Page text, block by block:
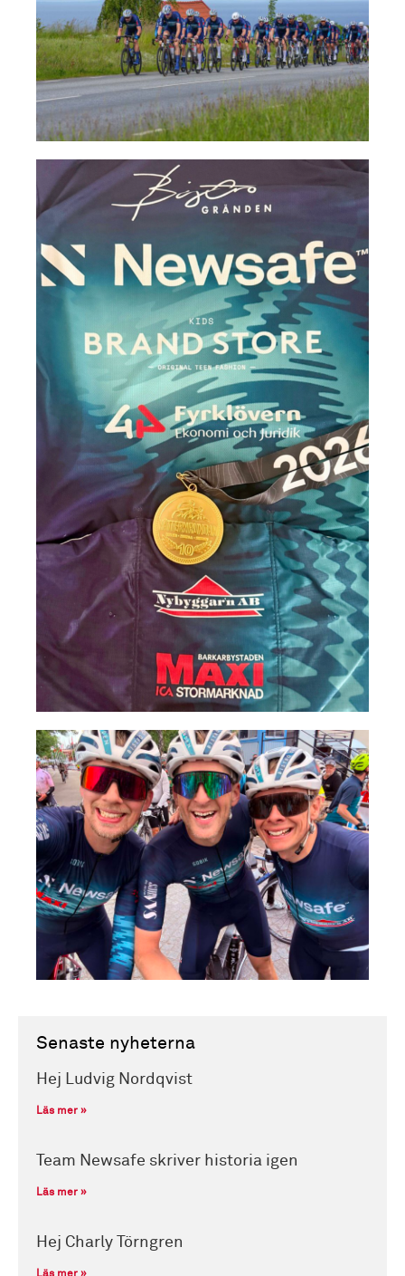
Senaste nyheterna
Hej Ludvig Nordqvist
Läs mer »
Team Newsafe skriver historia igen
Läs mer »
Hej Charly Törngren